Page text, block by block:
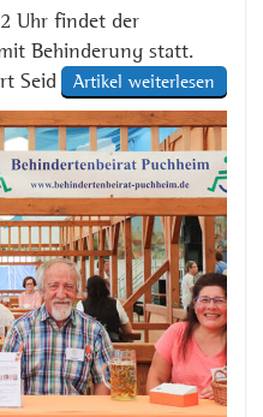
Uhr findet der
Behinderung statt.
Seidl, Volksfestreferent
Puchheimer
mit Behinderung
erhalten Freimarken
Maß Bier.
des Behindertenbeirates
Artikel weiterlesen